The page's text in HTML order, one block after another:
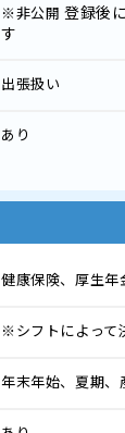
※非公開登録後
す
出張扱い
あり
健康保険、厚生年
※シフトによって
年末年始、夏期、